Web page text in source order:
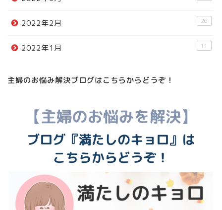
2022年2月 26
2022年1月 11
主婦のお悩み解決ブログはこちらからどうぞ！